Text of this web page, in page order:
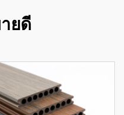
ยดี